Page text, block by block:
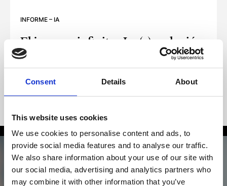
Consent Details About
This website uses cookies
We use cookies to personalise content and ads, to
provide social media features and to analyse our traffic.
We also share information about your use of our site with
our social media, advertising and analytics partners who
may combine it with other information that you’ve
INFORME – IA
El journey infinito La (r)evolución
autónoma de la IA agéntica.
EL JOURNEY INFINITO LA (R)EVOLUCIÓN AUTÓNOMA DE